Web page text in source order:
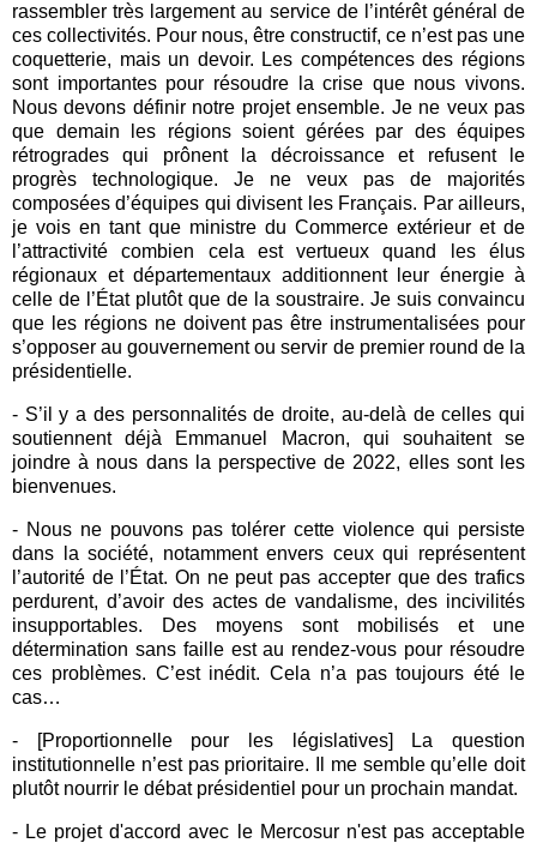
rassembler très largement au service de l’intérêt général de
ces collectivités. Pour nous, être constructif, ce n’est pas une
coquetterie, mais un devoir. Les compétences des régions
sont importantes pour résoudre la crise que nous vivons.
Nous devons définir notre projet ensemble. Je ne veux pas
que demain les régions soient gérées par des équipes
rétrogrades qui prônent la décroissance et refusent le
progrès technologique. Je ne veux pas de majorités
composées d’équipes qui divisent les Français. Par ailleurs,
je vois en tant que ministre du Commerce extérieur et de
l’attractivité combien cela est vertueux quand les élus
régionaux et départementaux additionnent leur énergie à
celle de l’État plutôt que de la soustraire. Je suis convaincu
que les régions ne doivent pas être instrumentalisées pour
s’opposer au gouvernement ou servir de premier round de la
présidentielle.
- S’il y a des personnalités de droite, au-delà de celles qui
soutiennent déjà Emmanuel Macron, qui souhaitent se
joindre à nous dans la perspective de 2022, elles sont les
bienvenues.
- Nous ne pouvons pas tolérer cette violence qui persiste
dans la société, notamment envers ceux qui représentent
l’autorité de l’État. On ne peut pas accepter que des trafics
perdurent, d’avoir des actes de vandalisme, des incivilités
insupportables. Des moyens sont mobilisés et une
détermination sans faille est au rendez-vous pour résoudre
ces problèmes. C’est inédit. Cela n’a pas toujours été le
cas…
- [Proportionnelle pour les législatives] La question
institutionnelle n’est pas prioritaire. Il me semble qu’elle doit
plutôt nourrir le débat présidentiel pour un prochain mandat.
- Le projet d'accord avec le Mercosurn'est pas acceptable